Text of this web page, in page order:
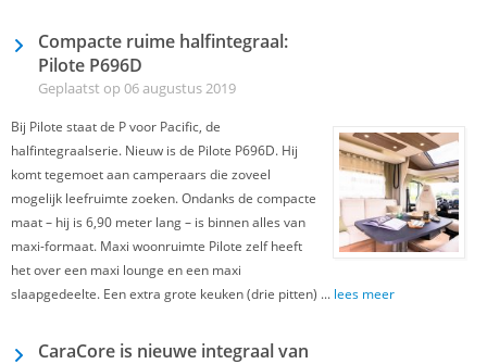
Compacte ruime halfintegraal:
Pilote P696D
Geplaatst op 06 augustus 2019
Bij Pilote staat de P voor Pacific, de
halfintegraalserie. Nieuw is de Pilote P696D. Hij
komt tegemoet aan camperaars die zoveel
mogelijk leefruimte zoeken. Ondanks de compacte
maat – hij is 6,90 meter lang – is binnen alles van
maxi-formaat. Maxi woonruimte Pilote zelf heeft
het over een maxi lounge en een maxi
slaapgedeelte. Een extra grote keuken (drie pitten) ... lees meer
CaraCore is nieuwe integraal van